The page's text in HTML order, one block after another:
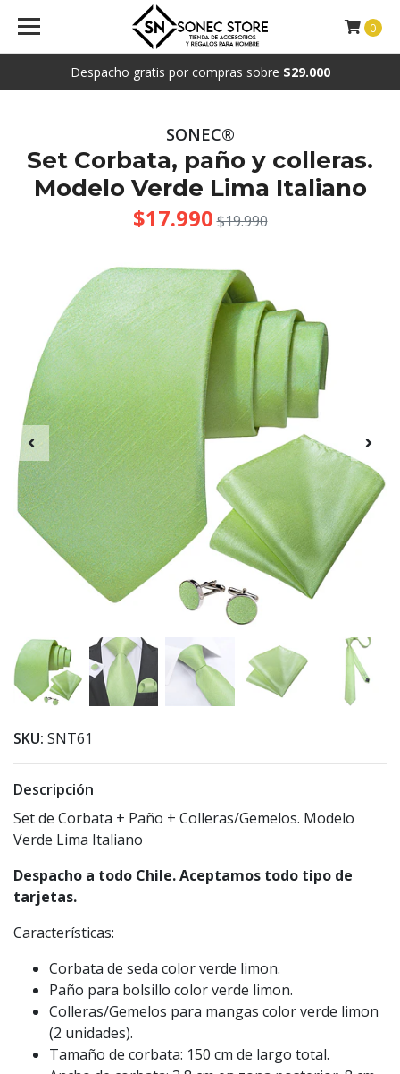
Despacho gratis por compras sobre $29.000
0
SONEC®
Set Corbata, paño y colleras.
Modelo Verde Lima Italiano
$17.990 $19.990
SKU: SNT61
Descripción
Set de Corbata + Paño + Colleras/Gemelos. Modelo
Verde Lima Italiano
Despacho a todo Chile. Aceptamos todo tipo de
tarjetas.
Características:
Corbata de seda color verde limon.
Paño para bolsillo color verde limon.
Colleras/Gemelos para mangas color verde limon
(2 unidades).
Tamaño de corbata: 150 cm de largo total.